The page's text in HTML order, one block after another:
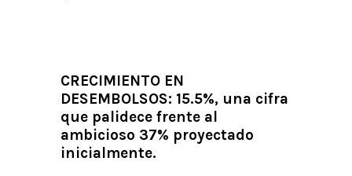
CRECIMIENTO EN
DESEMBOLSOS: 15.5%, una cifra
que palidece frente al
ambicioso 37% proyectado
inicialmente.